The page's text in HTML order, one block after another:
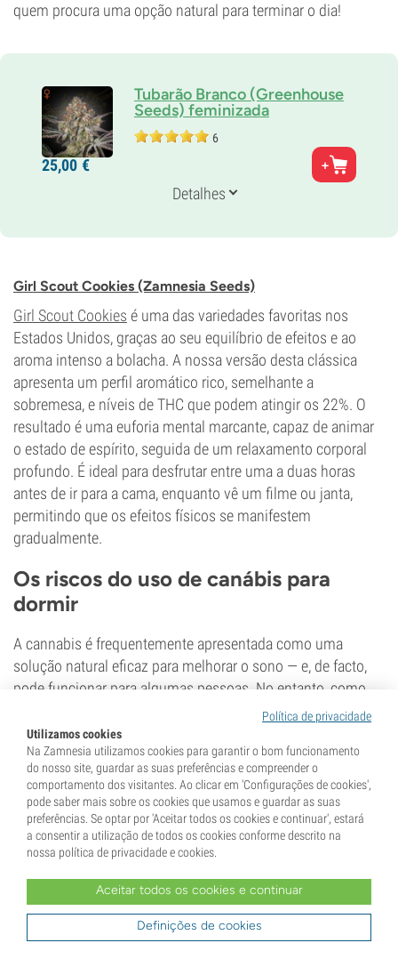
quem procura uma opção natural para terminar o dia!
Tubarão Branco (Greenhouse
Seeds) feminizada
6
Pais
Super Skunk x Brasileira x Sul-Indiana
20% Sativa
9-10 semanas
CBD
0-1%
Tipo de floração
Período de luz
25,00 €
Detalhes
Girl Scout Cookies (Zamnesia Seeds)
Girl Scout Cookies é uma das variedades favoritas nos
Estados Unidos, graças ao seu equilíbrio de efeitos e ao
aroma intenso a bolacha. A nossa versão desta clássica
apresenta um perfil aromático rico, semelhante a
sobremesa, e níveis de THC que podem atingir os 22%. O
resultado é uma euforia mental marcante, capaz de animar
o estado de espírito, seguida de um relaxamento corporal
profundo. É ideal para desfrutar entre uma a duas horas
antes de ir para a cama, enquanto vê um filme ou janta,
permitindo que os efeitos físicos se manifestem
gradualmente.
Os riscos do uso de canábis para
dormir
A cannabis é frequentemente apresentada como uma
solução natural eficaz para melhorar o sono — e, de facto,
pode funcionar para algumas pessoas. No entanto, como
abordámos neste artigo, o seu consumo também pode
afetar negativamente a capacidade de adormecer ou de
manter o sono durante a noite. Se possível, consulte o seu
médico sobre os seus problemas de sono e sobre a
intenção de utilizar cannabis, para receber uma orientação
adequada ao seu caso. No geral, utilize cannabis com
moderação e interrompa o seu uso caso note efeitos
Cannabis para dormir: aliada ou
Política de privacidade
Utilizamos cookies
Na Zamnesia utilizamos cookies para garantir o bom funcionamento
do nosso site, guardar as suas preferências e compreender o
comportamento dos visitantes. Ao clicar em 'Configurações de cookies',
pode saber mais sobre os cookies que usamos e guardar as suas
preferências. Se optar por 'Aceitar todos os cookies e continuar', estará
a consentir a utilização de todos os cookies conforme descrito na
nossa política de privacidade e cookies.
Aceitar todos os cookies e continuar
Definições de cookies